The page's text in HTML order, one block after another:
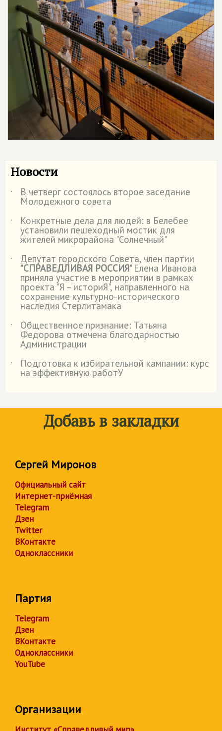
Новости
˙ В четверг состоялось второе заседание
Молодежного совета
˙
Конкретные дела для людей: в Белебее
установили пешеходный мостик для
жителей микрорайона "Солнечный"
˙
Депутат городского Совета, член партии
"СПРАВЕДЛИВАЯ РОССИЯ" Елена Иванова
приняла участие в мероприятии в рамках
проекта "Я – историЯ", направленного на
сохранение культурно-исторического
наследия Стерлитамака
˙
Общественное признание: Татьяна
Федорова отмечена благодарностью
Администрации
˙
Подготовка к избирательной кампании: курс
на эффективную работУ
Добавь в закладки
Сергей Миронов
Официальный сайт
Интернет-приёмная
Telegram
Дзен
Twitter
ВКонтакте
Одноклассники
Партия
Telegram
Дзен
ВКонтакте
Одноклассники
YouTube
Организации